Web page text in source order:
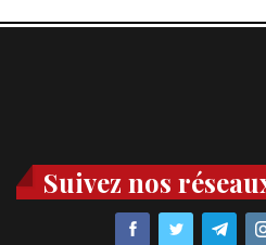
Suivez nos